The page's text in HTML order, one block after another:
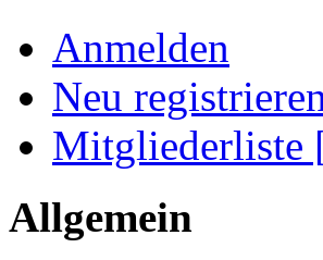
Anmelden
Neu
Mitgliederliste
Allgemein